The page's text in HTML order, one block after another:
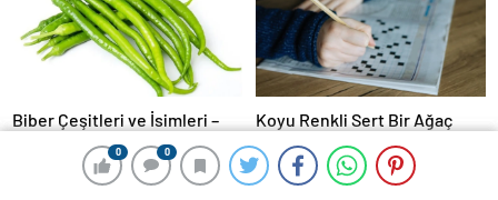
0 0
0 0
Biber Çeşitleri ve İsimleri –
Türkiye’deki Yeşil, Kırmızı ve
Acı Biber Türleri Nelerdir?
Koyu Renkli Sert Bir Ağaç
Türü Bulmaca Cevabı –
Bulmacada Koyu Renkli Sert
Bir Ağaç Türü
0 0